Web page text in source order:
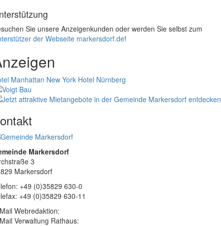
Sie unsere Anzeigenkunden oder werden Sie selbst zum
der Webseite markersdorf.de!
Manhattan New York Hotel Nürnberg
Markersdorf
3
Markersdorf
+49 (0)35829 630-0
+49 (0)35829 630-11
Webredaktion:
Verwaltung Rathaus: